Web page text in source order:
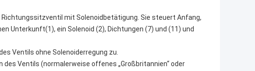
mit Solenoidbetätigung. Sie steuert Anfang,
Unterkunft(1), ein Solenoid (2), Dichtungen (7) und (11) und
Ventils ohne Solenoiderregung zu.
Ventils (normalerweise offenes „Großbritannien“ oder